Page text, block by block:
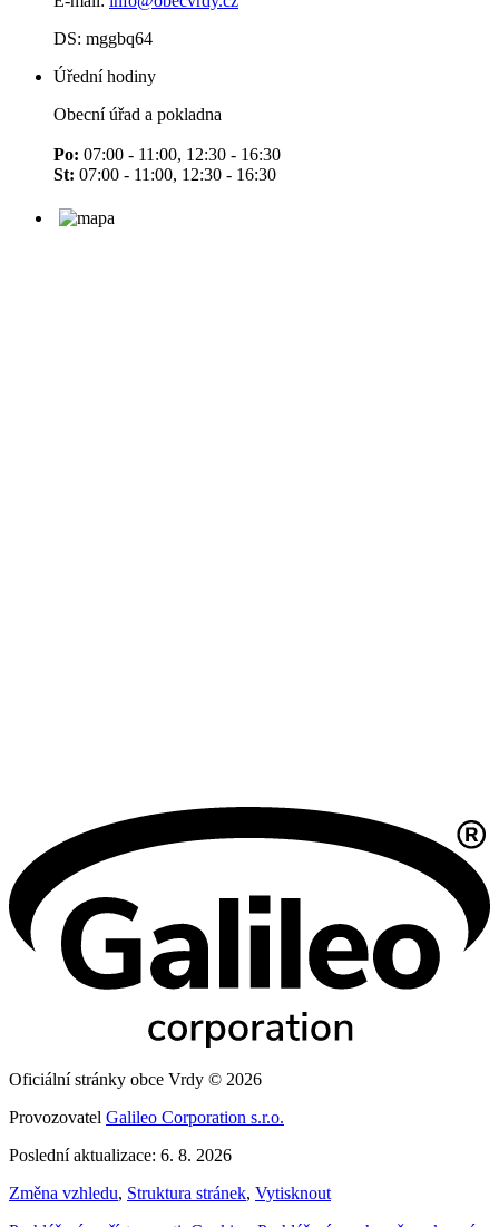
DS: mggbq64
Úřední hodiny
Obecní úřad a pokladna
Po: 07:00 - 11:00, 12:30 - 16:30
St: 07:00 - 11:00, 12:30 - 16:30
Oficiální stránky obce Vrdy © 2026
Provozovatel Galileo Corporation s.r.o.
Poslední aktualizace: 6. 8. 2026
Změna vzhledu, Struktura stránek, Vytisknout